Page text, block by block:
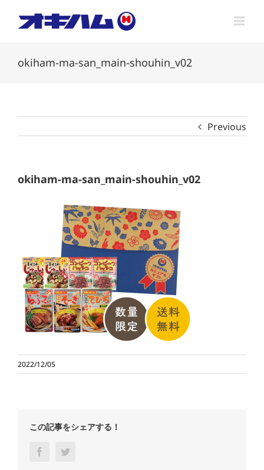
okiham-ma-san_main-shouhin_v02
Previous
okiham-ma-san_main-shouhin_v02
2022/12/05
この記事をシェアする！
Facebook